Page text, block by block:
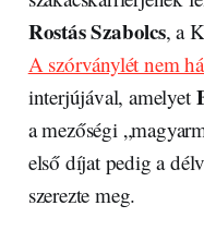
Rostás Szabolcs, a
A szórványlét nem
interjújával, amelyet
a mezőségi
első díjat pedig a
szerezte meg.